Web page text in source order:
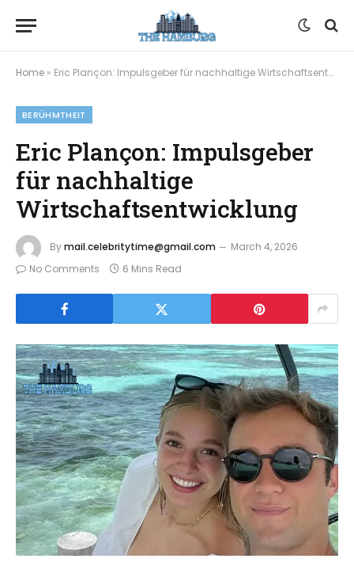
Home » Eric Plançon: Impulsgeber für nachhaltige Wirtschaftsentwicklung
BERÜHMTHEIT
Eric Plançon: Impulsgeber
für nachhaltige
Wirtschaftsentwicklung
Bymail.celebritytime@gmail.com
March 4, 2026
No Comments
6 Mins Read